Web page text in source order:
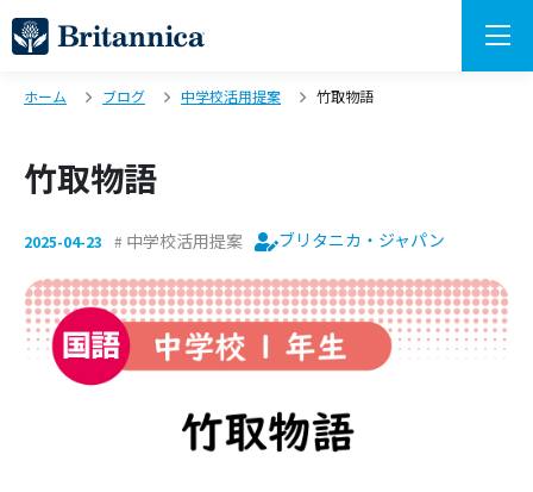
ホーム ブログ 中学校活用提案 竹取物語
竹取物語
2025-04-23 中学校活用提案 ブリタニカ・ジャパン